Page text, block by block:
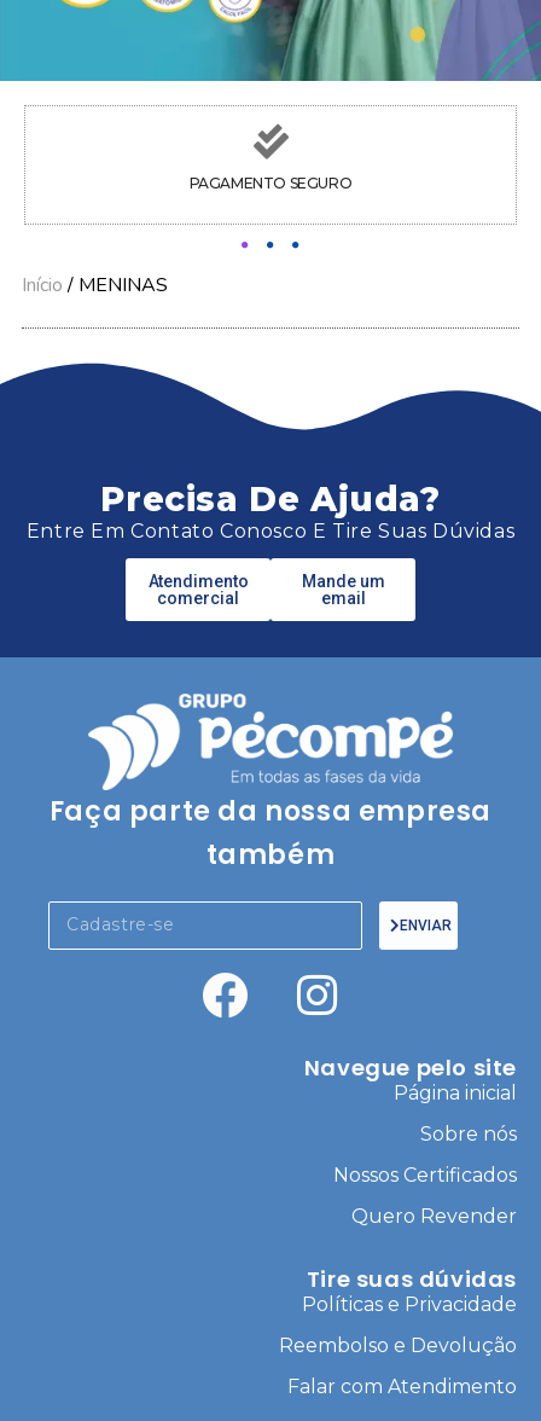
PAGAMENTO SEGURO
Início/ MENINAS
Precisa De Ajuda?
Entre Em Contato Conosco E Tire Suas Dúvidas
Atendimento
comercial
Mande um
email
Faça parte da nossa empresa
também
ENVIAR
Navegue pelo site
Página inicial
Sobre nós
Nossos Certificados
Quero Revender
Tire suas dúvidas
Políticas e Privacidade
Reembolso e Devolução
Falar com Atendimento